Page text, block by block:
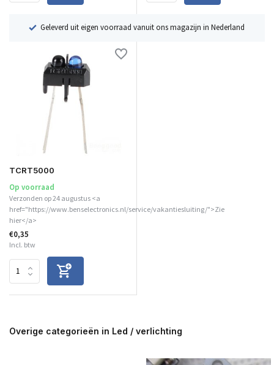
Geleverd uit eigen voorraad vanuit ons magazijn in Nederland
TCRT5000
Op voorraad
Verzonden op 24 augustus <a
href="https://www.benselectronics.nl/service/vakantiesluiting/">Zie
hier</a>
€0,35
Incl. btw
Overige categorieën in Led / verlichting